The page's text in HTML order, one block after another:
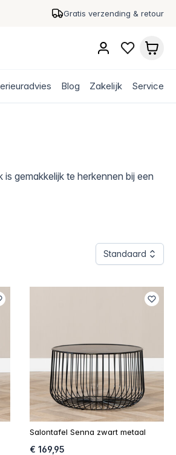
Gratis verzending & retour
Blog Zakelijk Service
gemakkelijk te herkennen bij een
Standaard
Salontafel Senna zwart metaal
€ 169,95